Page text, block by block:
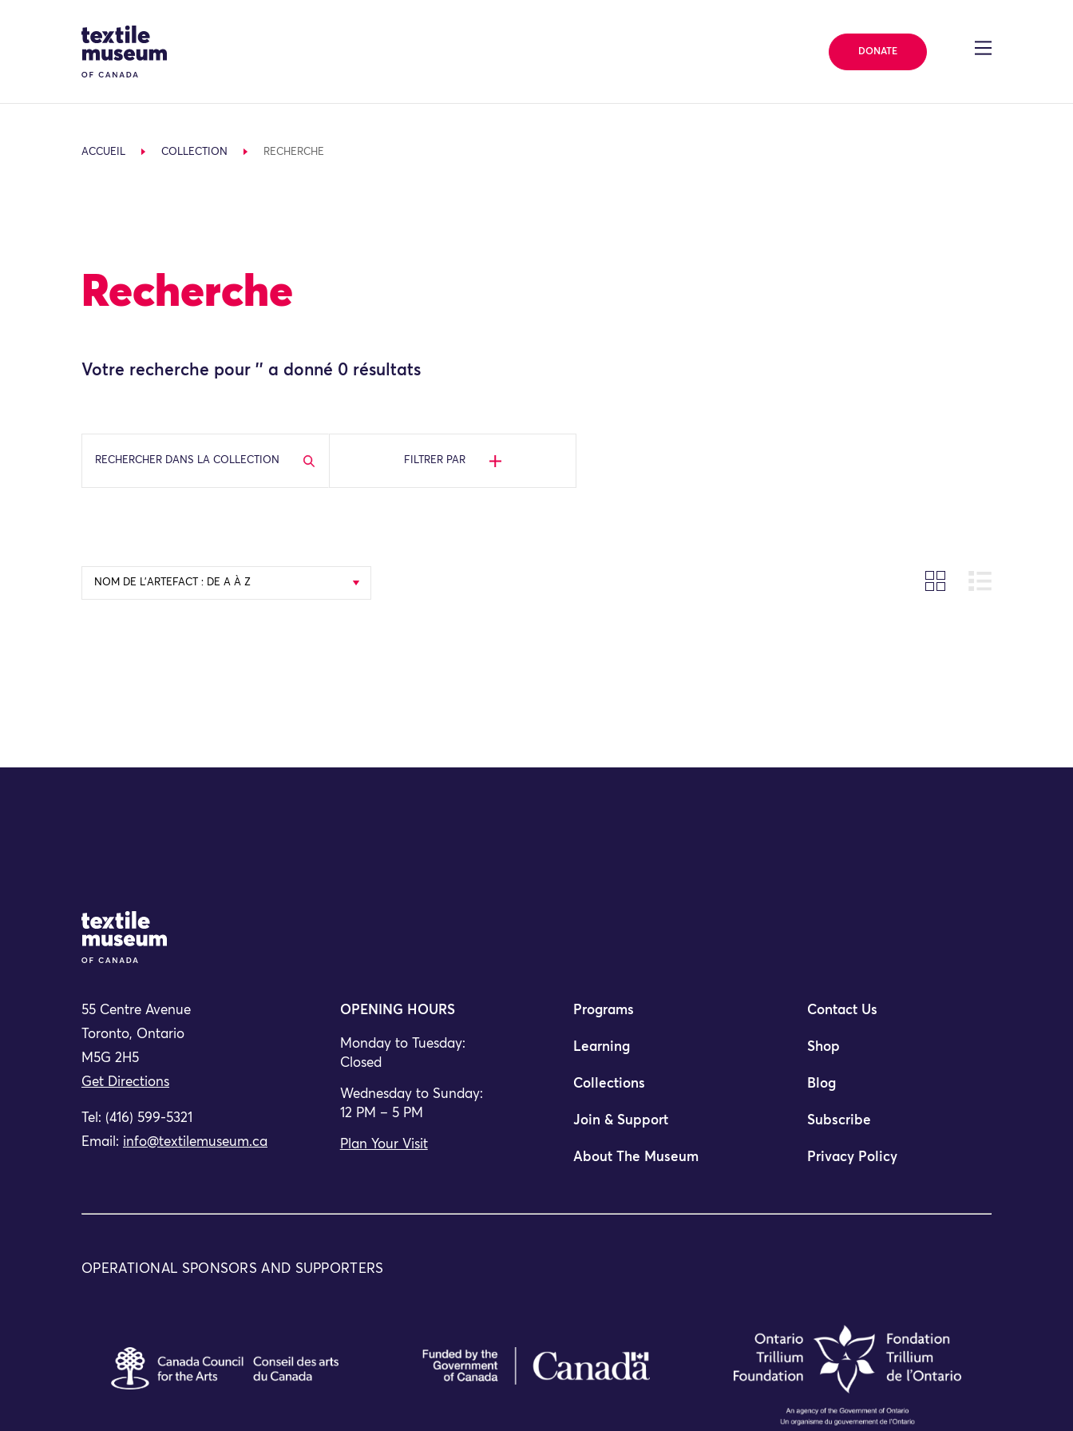
Site Logo
DONATE
ACCUEIL COLLECTION RECHERCHE
Recherche
Votre recherche pour '' a donné 0 résultats
RECHERCHER DANS LA COLLECTION FILTRER PAR
NOM DE L’ARTEFACT : DE A À Z
Site Logo
55 Centre Avenue
Toronto, Ontario
M5G 2H5
Get Directions
Tel: (416) 599-5321
Email: info@textilemuseum.ca
OPENING HOURS
Monday to Tuesday:
Closed
Wednesday to Sunday:
12 PM – 5 PM
Plan Your Visit
Programs
Learning
Collections
Join & Support
About The Museum
Contact Us
Shop
Blog
Subscribe
Privacy Policy
OPERATIONAL SPONSORS AND SUPPORTERS